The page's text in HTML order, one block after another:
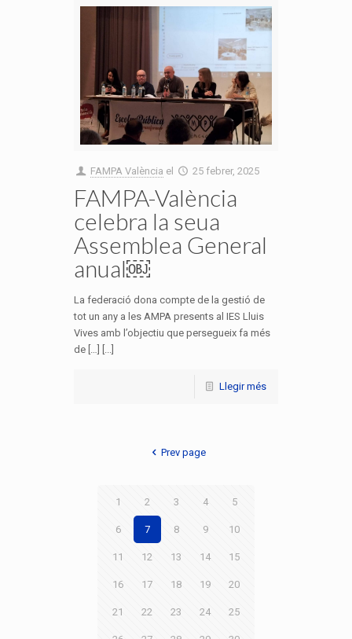
FAMPA València el 25 febrer, 2025
FAMPA-València
celebra la seua
Assemblea General
anual￼
La federació dona compte de la gestió de
tot un any a les AMPA presents al IES Lluis
Vives amb l’objectiu que persegueix fa més
de […] [...]
Llegir més
Prev page
1 2 3 4 5
6 7 8 9 10
11 12 13 14 15
16 17 18 19 20
21 22 23 24 25